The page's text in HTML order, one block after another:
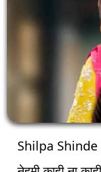
Shilpa Shinde